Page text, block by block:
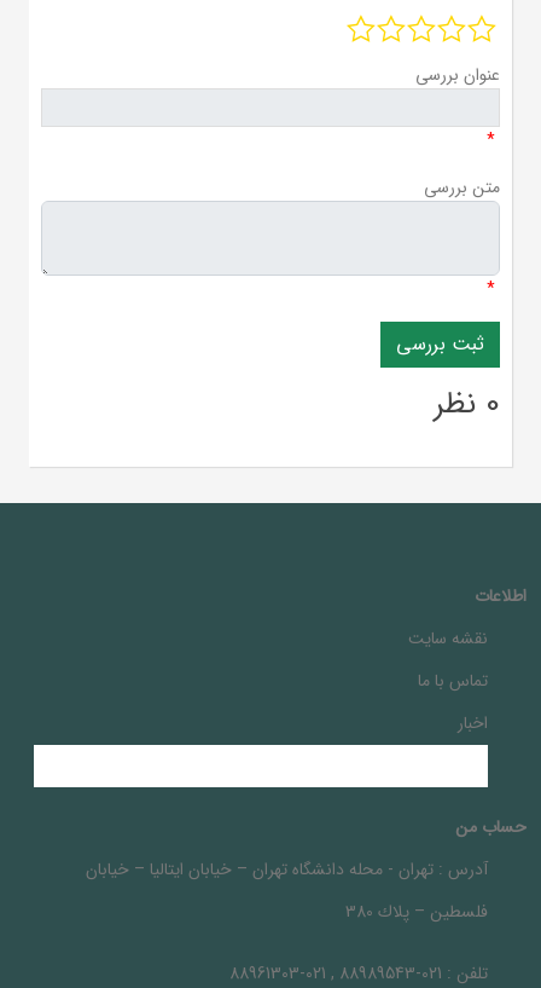
عنوان بررسی
*
متن بررسی
*
0 نظر
اطلاعات
نقشه سایت
تماس با ما
اخبار
حساب من
آدرس : تهران - محله دانشگاه تهران – خيابان ايتاليا – خيابان
فلسطين – پلاك 380
تلفن : 021-88989543 , 021-88961303